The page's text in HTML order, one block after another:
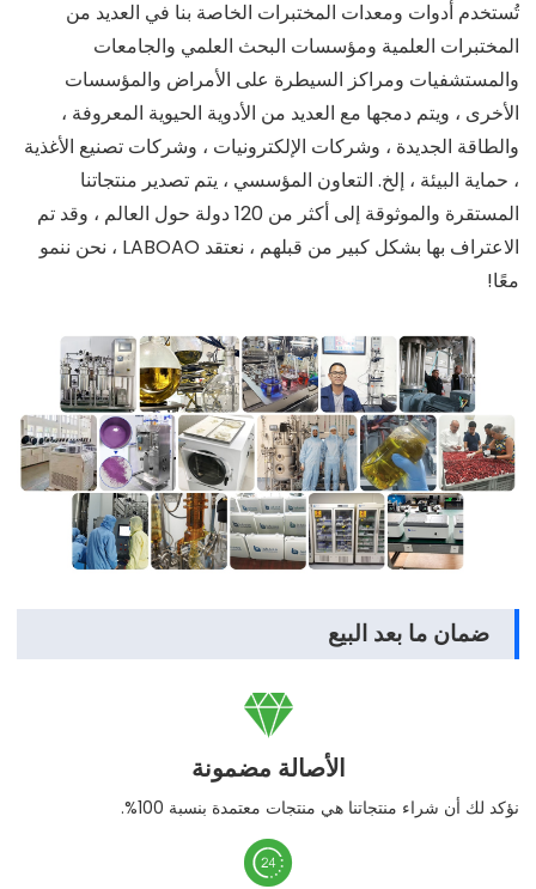
تُستخدم أدوات ومعدات المختبرات الخاصة بنا في العديد من
المختبرات العلمية ومؤسسات البحث العلمي والجامعات
والمستشفيات ومراكز السيطرة على الأمراض والمؤسسات
الأخرى ، ويتم دمجها مع العديد من الأدوية الحيوية المعروفة ،
والطاقة الجديدة ، وشركات الإلكترونيات ، وشركات تصنيع الأغذية
، حماية البيئة ، إلخ. التعاون المؤسسي ، يتم تصدير منتجاتنا
المستقرة والموثوقة إلى أكثر من 120 دولة حول العالم ، وقد تم
الاعتراف بها بشكل كبير من قبلهم ، نعتقد LABOAO ، نحن ننمو
معًا!
ضمان ما بعد البيع

الأصالة مضمونة
نؤكد لك أن شراء منتجاتنا هي منتجات معتمدة بنسبة 100%.
